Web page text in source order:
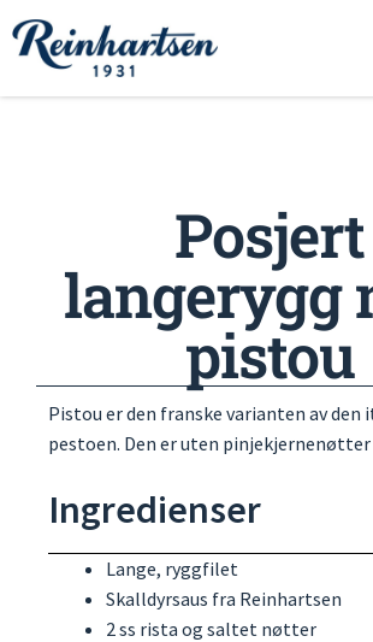
Posjert
langerygg
pistou
Pistou er den franske varianten av den
pestoen. Den er uten pinjekjernenøtter
Ingredienser
Lange, ryggfilet
Skalldyrsaus fra Reinhartsen
2 ss rista og saltet nøtter